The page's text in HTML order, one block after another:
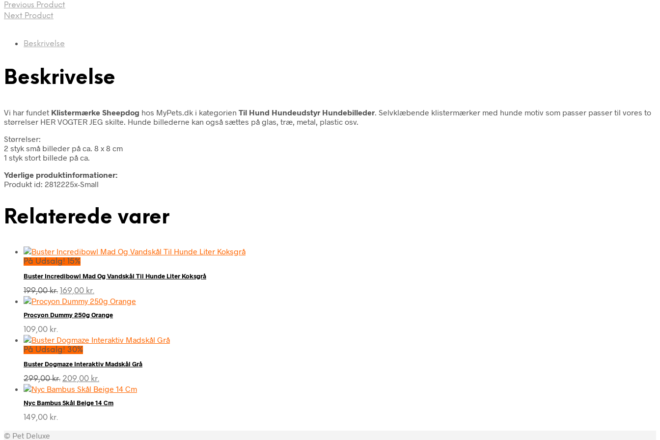
Previous Product
Next Product
Beskrivelse
Beskrivelse
Vi har fundet Klistermærke Sheepdog hos MyPets.dk i kategorien Til Hund Hundeudstyr Hundebilleder . Selvklæbende klistermærker med hunde motiv som passer passer til vores to
størrelser HER VOGTER JEG skilte. Hunde billederne kan også sættes på glas, træ, metal, plastic osv.
Størrelser:
2 styk små billeder på ca. 8 x 8 cm
1 styk stort billede på ca.
Yderlige produktinformationer:
Produkt id: 2812225x-Small
Relaterede varer
På Udsalg! 15%
Buster Incredibowl Mad Og Vandskål Til Hunde Liter Koksgrå
199,00kr. Den
oprindelige
var:
169,00 kr.
aktuelle
er:
Procyon Dummy 250g Orange
109,00 kr.
På Udsalg! 30%
Buster Dogmaze Interaktiv Madskål Grå
299,00kr. Den
oprindelige
var:
209,00 kr.
aktuelle
er:
Nyc Bambus Skål Beige 14 Cm
149,00 kr.
© Pet Deluxe